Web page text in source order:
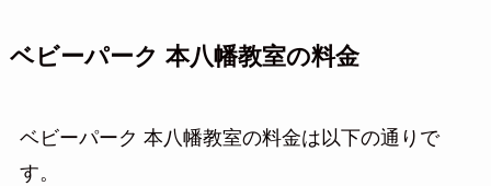
ベビーパーク 本八幡教室の料金
ベビーパーク 本八幡教室の料金は以下の通りで
す。